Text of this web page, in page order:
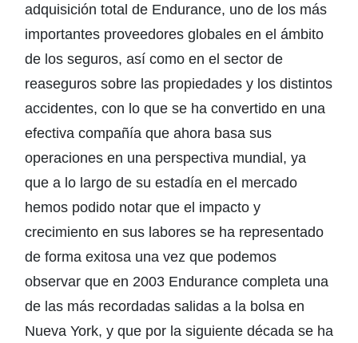
adquisición total de Endurance, uno de los más
importantes proveedores globales en el ámbito
de los seguros, así como en el sector de
reaseguros sobre las propiedades y los distintos
accidentes, con lo que se ha convertido en una
efectiva compañía que ahora basa sus
operaciones en una perspectiva mundial, ya
que a lo largo de su estadía en el mercado
hemos podido notar que el impacto y
crecimiento en sus labores se ha representado
de forma exitosa una vez que podemos
observar que en 2003 Endurance completa una
de las más recordadas salidas a la bolsa en
Nueva York, y que por la siguiente década se ha